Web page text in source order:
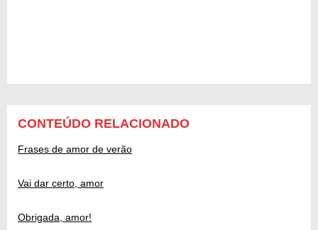
CONTEÚDO RELACIONADO
Frases de amor de verão
Vai dar certo, amor
Obrigada, amor!